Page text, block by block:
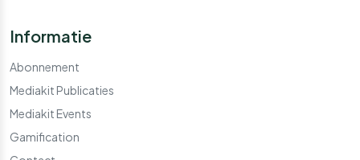
Informatie
Abonnement
Mediakit Publicaties
Mediakit Events
Gamification